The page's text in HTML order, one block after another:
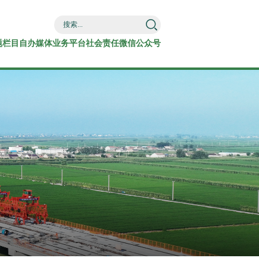
栏目 自办媒体业务平台社会责任微信公众号